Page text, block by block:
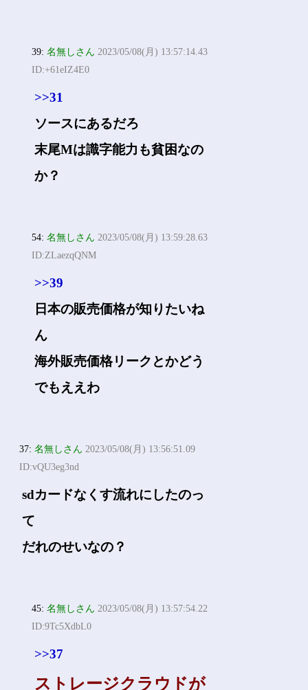
39:名無しさん 2023/05/08(月) 13:57:14.43
ID:+61eIZ4E0
>>31
ソースにあるだろ
末尾Mは識字能力も貧困なの
か？
54:名無しさん 2023/05/08(月) 13:59:28.63
ID:ZLaezqQNM
>>39
日本の販売価格が知りたいね
ん
海外販売価格リークとかどう
でもええわ
37:名無しさん 2023/05/08(月) 13:56:51.09
ID:vQU3eg3nd
sdカードなくす流れにしたのっ
て
だれのせいなの？
45:名無しさん 2023/05/08(月) 13:57:54.22
ID:9Tc5XdbL0
>>37
ストレージクラウドが